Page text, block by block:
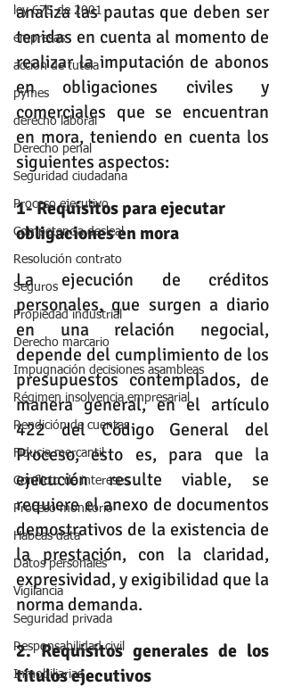
ley 675 de 2001
empresas
accion de tutela
pymes
derecho laboral
Derecho penal
Seguridad ciudadana
Proceso ejecutivo
Competencia desleal
Resolución contrato
Seguros
Propiedad industrial
Derecho marcario
Impugnación decisiones asambleas
Régimen insolvencia empresarial
Rendición de cuentas
Fiducia mercantil
Conflicto de intereses
Proceso monitorio
Habeas data
Datos personales
Vigilancia
Seguridad privada
Responsabilidad civil
Inmobiliarias
analiza las pautas que deben ser
tenidas en cuenta al momento de
realizar la imputación de abonos
en obligaciones civiles y
comerciales que se encuentran
en mora, teniendo en cuenta los
siguientes aspectos:
1- Requisitos para ejecutar
obligaciones en mora
La ejecución de créditos
personales, que surgen a diario
en una relación negocial,
depende del cumplimiento de los
presupuestos contemplados, de
manera general, en el artículo
422 del Código General del
Proceso, esto es, para que la
ejecución resulte viable, se
requiere el anexo de documentos
demostrativos de la existencia de
la prestación, con la claridad,
expresividad, y exigibilidad que la
norma demanda.
2. Requisitos generales de los
títulos ejecutivos